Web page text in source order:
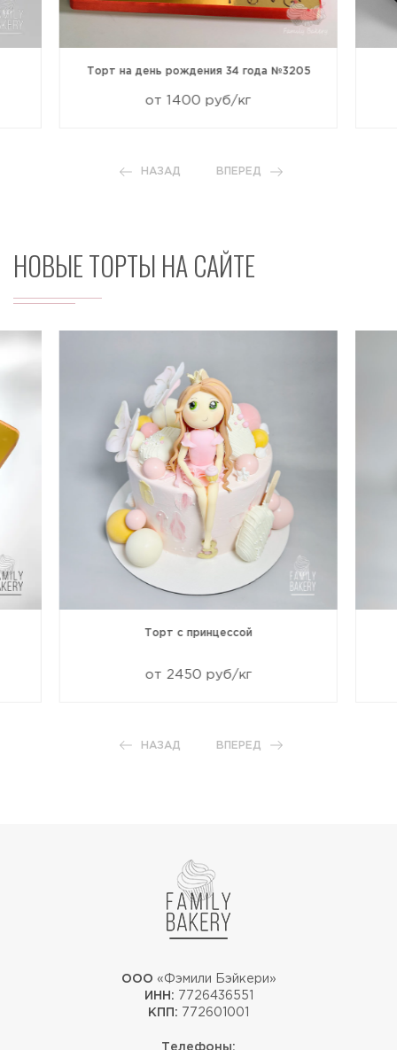
Торт на день рождения 34 года №3205
от 1400 руб/кг
НАЗАД ВПЕРЕД
НОВЫЕ ТОРТЫ НА САЙТЕ
Торт с принцессой
от 2450 руб/кг
НАЗАД ВПЕРЕД
ООО «Фэмили Бэйкери»
ИНН: 7726436551
КПП: 772601001
Телефоны: